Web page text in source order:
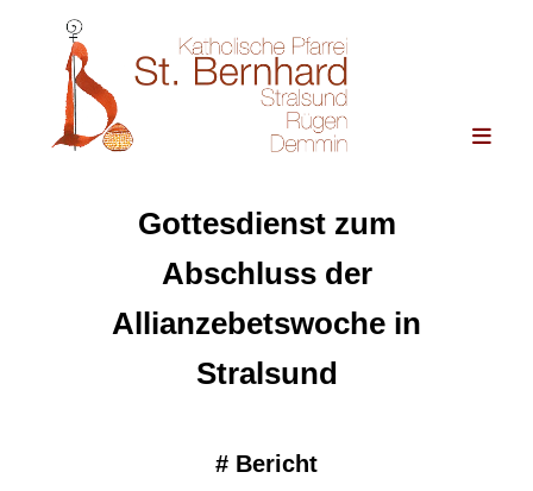
Gottesdienst zum
Abschluss der
Allianzebetswoche in
Stralsund
# Bericht